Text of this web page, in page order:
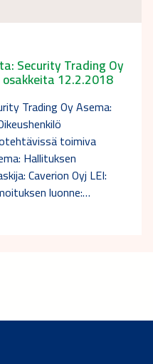
Security Trading Oy
12.2.2018
Trading Oy Asema:
toimiva
Hallituksen
Caverion Oyj LEI:
luonne:…